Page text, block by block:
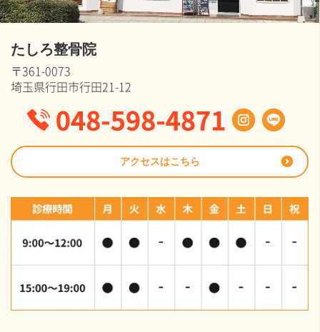
たしろ整骨院
〒361-0073
埼玉県行田市行田21-12
アクセスはこちら